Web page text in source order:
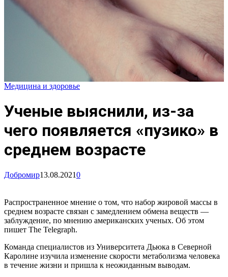
Медицина и здоровье
Ученые выяснили, из-за
чего появляется «пузико» в
среднем возрасте
Добромир13.08.20210
Распространенное мнение о том, что набор жировой массы в
среднем возрасте связан с замедлением обмена веществ —
заблуждение, по мнению американских ученых. Об этом
пишет The Telegraph.
Команда специалистов из Университета Дьюка в Северной
Каролине изучила изменение скорости метаболизма человека
в течение жизни и пришла к неожиданным выводам.